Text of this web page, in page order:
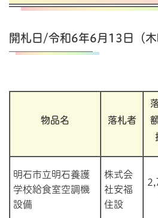
開札日/令和6年6月13日（木
物品名 落札者
明石市立明石養護
学校給食室空調機
設備
株式会
社安福
住設